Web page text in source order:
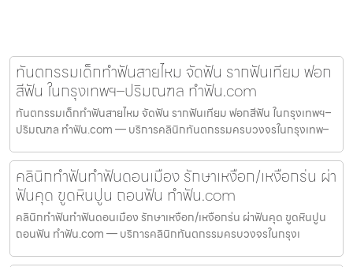
ทันตกรรมเด็กทำฟันสายไหม จัดฟัน รากฟันเทียม ฟอก
สีฟัน ในกรุงเทพฯ–ปริมณฑล ทำฟัน.com
ทันตกรรมเด็กทำฟันสายไหม จัดฟัน รากฟันเทียม ฟอกสีฟัน ในกรุงเทพฯ–
ปริมณฑล ทำฟัน.com — บริการคลินิกทันตกรรมครบวงจรในกรุงเทพ–
คลินิกทำฟันทำฟันดอนเมือง รักษาเหงือก/เหงือกร่น ผ่า
ฟันคุด ขูดหินปูน ถอนฟัน ทำฟัน.com
คลินิกทำฟันทำฟันดอนเมือง รักษาเหงือก/เหงือกร่น ผ่าฟันคุด ขูดหินปูน
ถอนฟัน ทำฟัน.com — บริการคลินิกทันตกรรมครบวงจรในกรุงเ